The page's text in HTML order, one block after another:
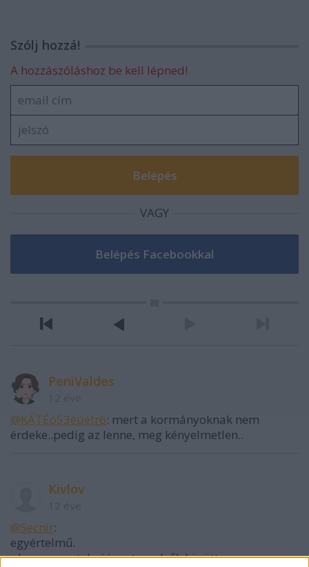
Szólj hozzá!
A hozzászóláshoz be kell lépned!
VAGY
PeniValdes
@KÁTÉó53éúétr6: mert a kormányoknak nem
érdeke..pedig az lenne, meg kényelmetlen..
Kivlov
@Secnir:
egyértelmű.
plusz a mentelmi jogot az elsők között.